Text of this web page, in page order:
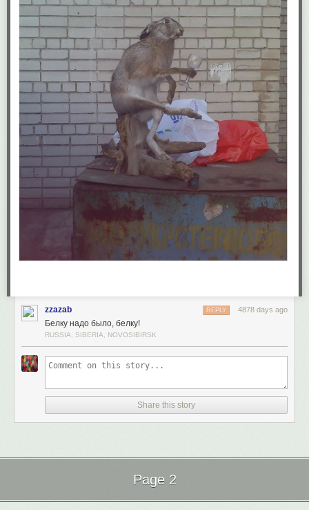
zzazab 4878 days ago
REPLY
Белку надо было, белку!
RUSSIA, SIBERIA, NOVOSIBIRSK
Share this story
Page 2